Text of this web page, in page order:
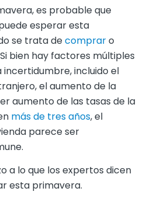
es probable que
esperar esta
se trata decompraro
bien hay factores múltiples
incluido el
el aumento de la
aumento de las tasas de la
más de tres años, el
parece ser
a lo que los expertos dicen
esta primavera.